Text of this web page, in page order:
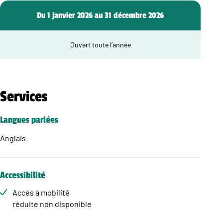
Du 1 janvier 2026 au 31 décembre 2026
Ouvert toute l’année
Services
Langues parlées
Anglais
Accessibilité
Accès à mobilité
réduite non disponible